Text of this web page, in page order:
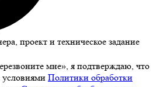
проект и техническое задание
мне», я подтверждаю, что
условиями Политики обработки